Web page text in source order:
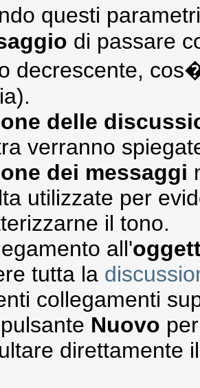
questi
di passare
decrescente,
delle
verranno
dei messaggi
utilizzate per
il tono.
all'
tutta la
collegamenti
Nuovo
direttamente